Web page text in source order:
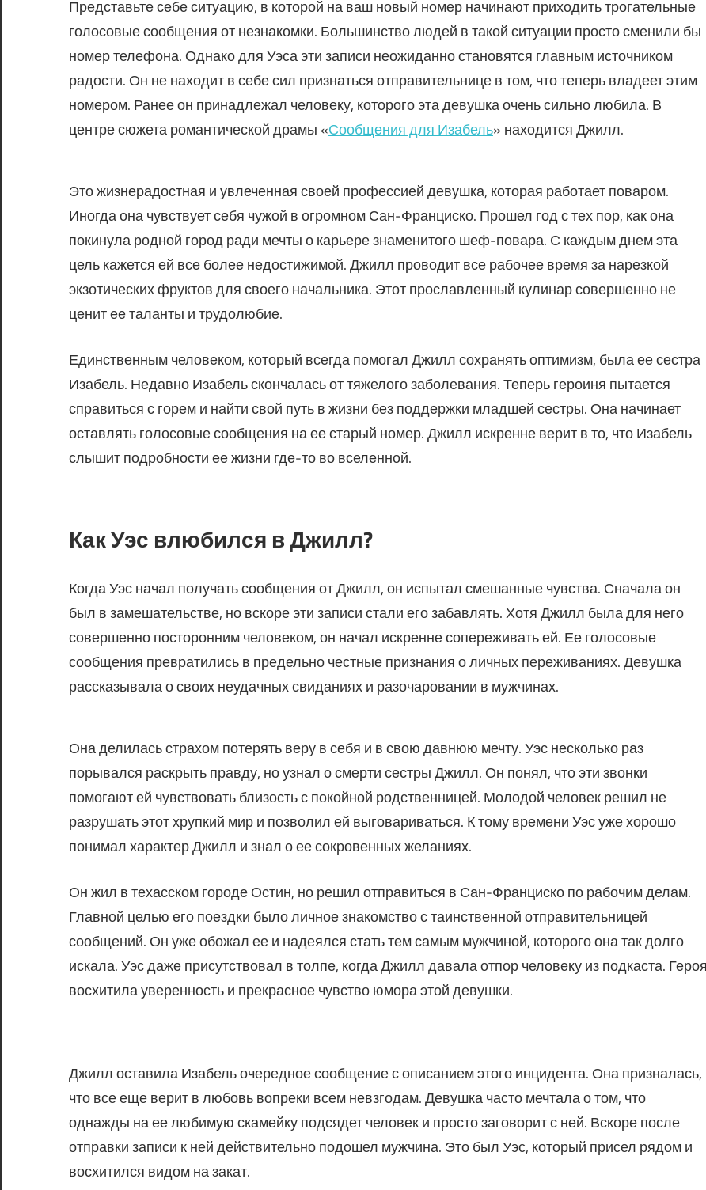
Представьте себе ситуацию, в которой на ваш новый номер начинают приходить трогательные
голосовые сообщения от незнакомки. Большинство людей в такой ситуации просто сменили бы
номер телефона. Однако для Уэса эти записи неожиданно становятся главным источником
радости. Он не находит в себе сил признаться отправительнице в том, что теперь владеет этим
номером. Ранее он принадлежал человеку, которого эта девушка очень сильно любила. В
центре сюжета романтической драмы «Сообщения для Изабель» находится Джилл.
Это жизнерадостная и увлеченная своей профессией девушка, которая работает поваром.
Иногда она чувствует себя чужой в огромном Сан-Франциско. Прошел год с тех пор, как она
покинула родной город ради мечты о карьере знаменитого шеф-повара. С каждым днем эта
цель кажется ей все более недостижимой. Джилл проводит все рабочее время за нарезкой
экзотических фруктов для своего начальника. Этот прославленный кулинар совершенно не
ценит ее таланты и трудолюбие.
Единственным человеком, который всегда помогал Джилл сохранять оптимизм, была ее сестра
Изабель. Недавно Изабель скончалась от тяжелого заболевания. Теперь героиня пытается
справиться с горем и найти свой путь в жизни без поддержки младшей сестры. Она начинает
оставлять голосовые сообщения на ее старый номер. Джилл искренне верит в то, что Изабель
слышит подробности ее жизни где-то во вселенной.
Как Уэс влюбился в Джилл?
Когда Уэс начал получать сообщения от Джилл, он испытал смешанные чувства. Сначала он
был в замешательстве, но вскоре эти записи стали его забавлять. Хотя Джилл была для него
совершенно посторонним человеком, он начал искренне сопереживать ей. Ее голосовые
сообщения превратились в предельно честные признания о личных переживаниях. Девушка
рассказывала о своих неудачных свиданиях и разочаровании в мужчинах.
Она делилась страхом потерять веру в себя и в свою давнюю мечту. Уэс несколько раз
порывался раскрыть правду, но узнал о смерти сестры Джилл. Он понял, что эти звонки
помогают ей чувствовать близость с покойной родственницей. Молодой человек решил не
разрушать этот хрупкий мир и позволил ей выговариваться. К тому времени Уэс уже хорошо
понимал характер Джилл и знал о ее сокровенных желаниях.
Он жил в техасском городе Остин, но решил отправиться в Сан-Франциско по рабочим делам.
Главной целью его поездки было личное знакомство с таинственной отправительницей
сообщений. Он уже обожал ее и надеялся стать тем самым мужчиной, которого она так долго
искала. Уэс даже присутствовал в толпе, когда Джилл давала отпор человеку из подкаста. Героя
восхитила уверенность и прекрасное чувство юмора этой девушки.
Джилл оставила Изабель очередное сообщение с описанием этого инцидента. Она призналась,
что все еще верит в любовь вопреки всем невзгодам. Девушка часто мечтала о том, что
однажды на ее любимую скамейку подсядет человек и просто заговорит с ней. Вскоре после
отправки записи к ней действительно подошел мужчина. Это был Уэс, который присел рядом и
восхитился видом на закат.